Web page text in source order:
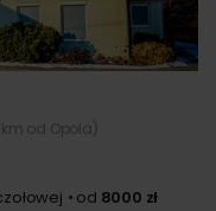
od Opola)
od 8000 zł